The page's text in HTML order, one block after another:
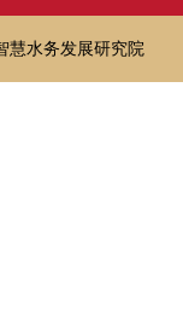
慧水务发展研究院